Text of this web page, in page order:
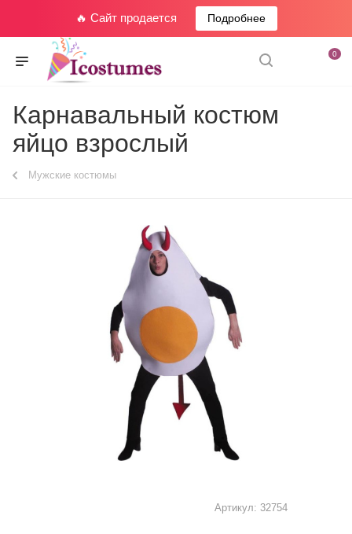
🔥 Сайт продается Подробнее
0
Карнавальный костюм
яйцо взрослый
Мужские костюмы
Артикул: 32754